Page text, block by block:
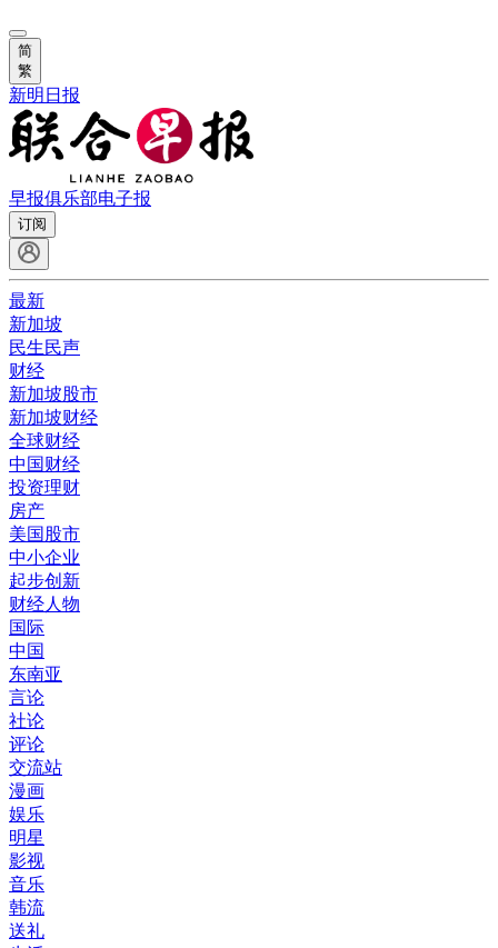
简
繁
新明日报
早报俱乐部电子报
订阅
最新
新加坡
民生民声
财经
新加坡股市
新加坡财经
全球财经
中国财经
投资理财
房产
美国股市
中小企业
起步创新
财经人物
国际
中国
东南亚
言论
社论
评论
交流站
漫画
娱乐
明星
影视
音乐
韩流
送礼